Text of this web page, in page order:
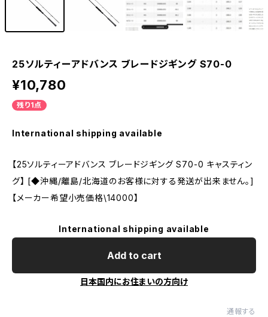
25ソルティーアドバンス ブレードジギング S70-0
¥10,780
残り1点
International shipping available
【25ソルティーアドバンス ブレードジギング S70-0 キャスティン
グ】 [◆沖縄/離島/北海道のお客様に対する発送が出来ません。]
【メーカー希望小売価格\14000】
International shipping available
Add to cart
日本国内にお住まいの方向け
通報する